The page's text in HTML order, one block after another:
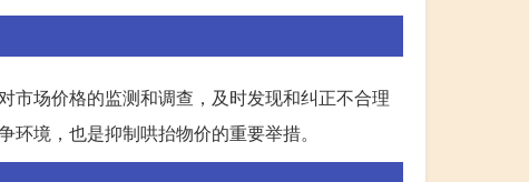
市场价格的监测和调查，及时发现和纠正不合理
境，也是抑制哄抬物价的重要举措。